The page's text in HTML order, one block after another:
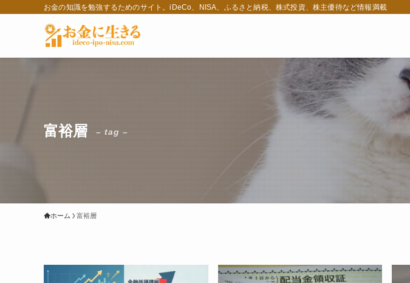
お金の知識を勉強するためのサイト。iDeCo、NISA、ふるさと納税、株式投資、株主優待など情報満載
富裕層 – tag –
ホーム 富裕層